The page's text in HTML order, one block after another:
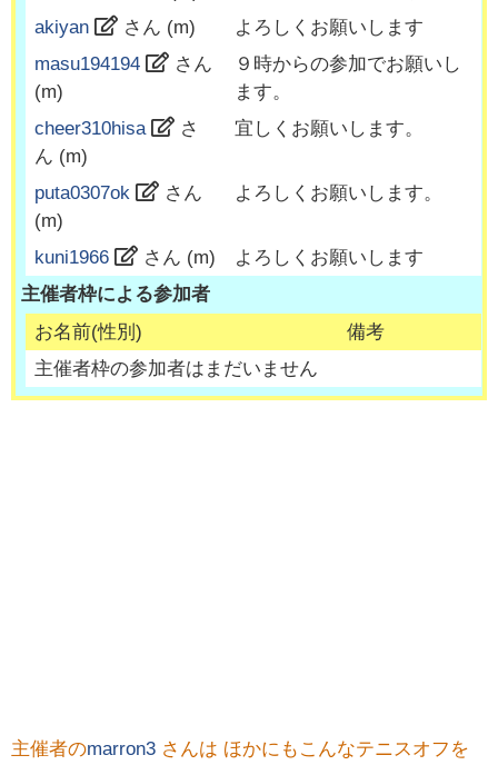
akiyan
さん (m)
よろしくお願いします
masu194194
さん
(m)
９時からの参加でお願いし
ます。
cheer310hisa
さ
ん (m)
宜しくお願いします。
puta0307ok
さん
(m)
よろしくお願いします。
kuni1966 さん (m)
よろしくお願いします
主催者枠による参加者
お名前(性別)
備考
主催者枠の参加者はまだいません
主催者のmarron3 さんは ほかにもこんなテニスオフを